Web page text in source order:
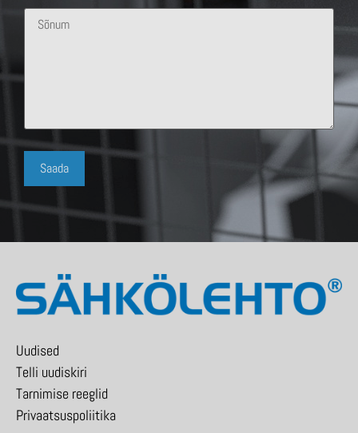
Uudised
Telli uudiskiri
Tarnimise reeglid
Privaatsuspoliitika